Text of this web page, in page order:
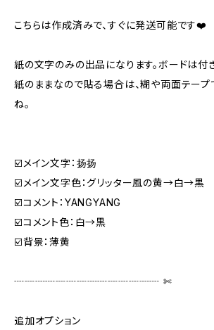
こちらは作成済みで、すぐに発送可能です❤️
紙の文字のみの出品になります。ボードは付
紙のままなので貼る場合は、糊や両面テープ
ね。
☑️メイン文字：扬扬
☑️メイン文字色：グリッター風の黄→白→黒
☑️コメント：YANGYANG
☑️コメント色：白→黒
☑️背景：薄黄
┈┈┈┈┈┈┈┈┈┈┈┈┈┈ ✄‬‬
追加オプション